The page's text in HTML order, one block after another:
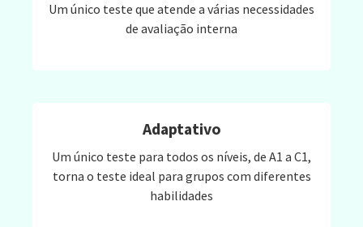
Um único teste que atende a várias necessidades
de avaliação interna
Adaptativo
Um único teste para todos os níveis, de A1 a C1,
torna o teste ideal para grupos com diferentes
habilidades